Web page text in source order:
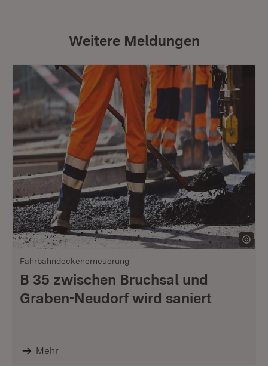
Weitere Meldungen
Fahrbahndeckenerneuerung
B 35 zwischen Bruchsal und
Graben-Neudorf wird saniert
Mehr